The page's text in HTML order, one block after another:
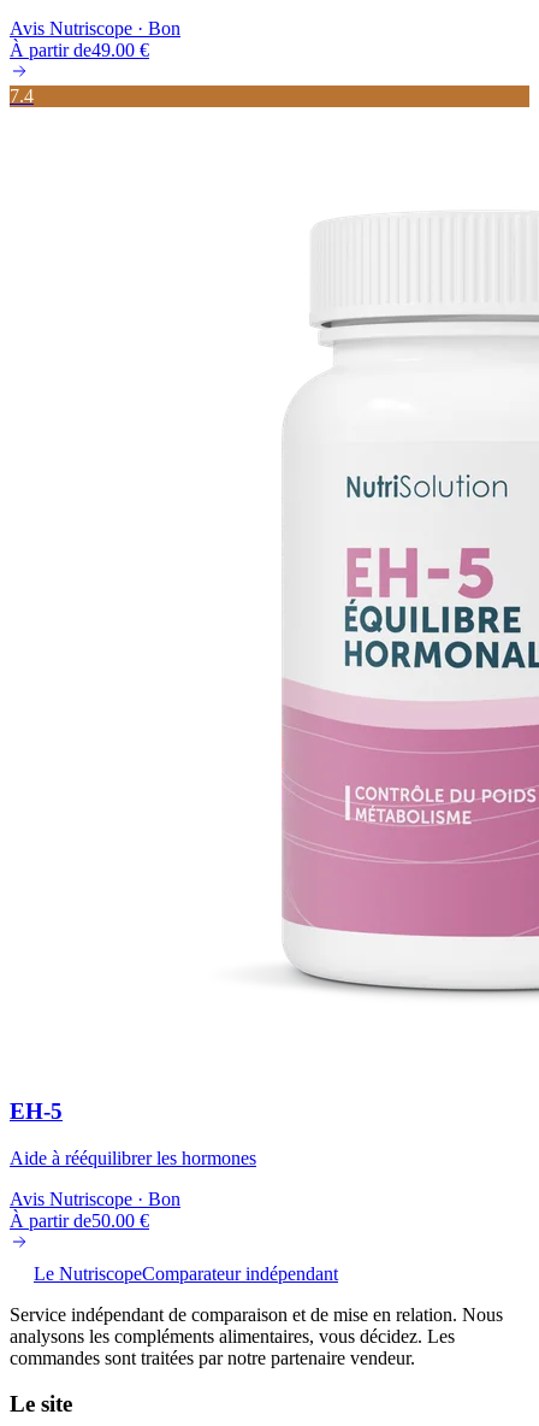
Avis Nutriscope · Bon
À partir de49.00 €
7.4
EH-5
Aide à rééquilibrer les hormones
Avis Nutriscope · Bon
À partir de50.00 €
Le NutriscopeComparateur indépendant
Service indépendant de comparaison et de mise en relation. Nous
analysons les compléments alimentaires, vous décidez. Les
commandes sont traitées par notre partenaire vendeur.
Le site